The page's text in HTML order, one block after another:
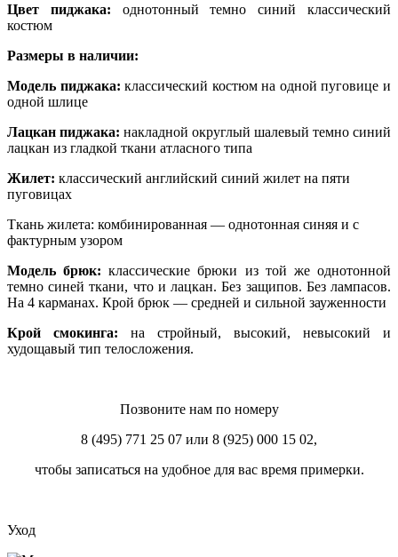
Цвет пиджака: однотонный темно синий классический
костюм
Размеры в наличии:
Модель пиджака:классический костюм на одной пуговице и
одной шлице
Лацкан пиджака: накладной округлый шалевый темно синий
лацкан из гладкой ткани атласного типа
Жилет: классический английский синий жилет на пяти
пуговицах
Ткань жилета: комбинированная — однотонная синяя и с
фактурным узором
Модель брюк: классические брюки из той же однотонной
темно синей ткани, что и лацкан. Без защипов. Без лампасов.
На 4 карманах. Крой брюк — средней и сильной зауженности
Крой смокинга: на стройный, высокий, невысокий и
худощавый тип телосложения.
Позвоните нам по номеру
8 (495) 771 25 07 или 8 (925) 000 15 02,
чтобы записаться на удобное для вас время примерки.
Уход